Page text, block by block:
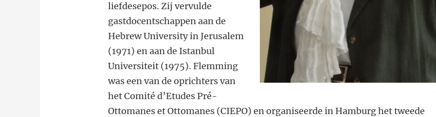
liefdesepos. Zij vervulde
gastdocentschappen aan de
Hebrew University in Jerusalem
(1971) en aan de Istanbul
Universiteit (1975). Flemming
was een van de oprichters van
het Comité d’Etudes Pré-
Ottomanes et Ottomanes (CIEPO) en organiseerde in Hamburg het tweede